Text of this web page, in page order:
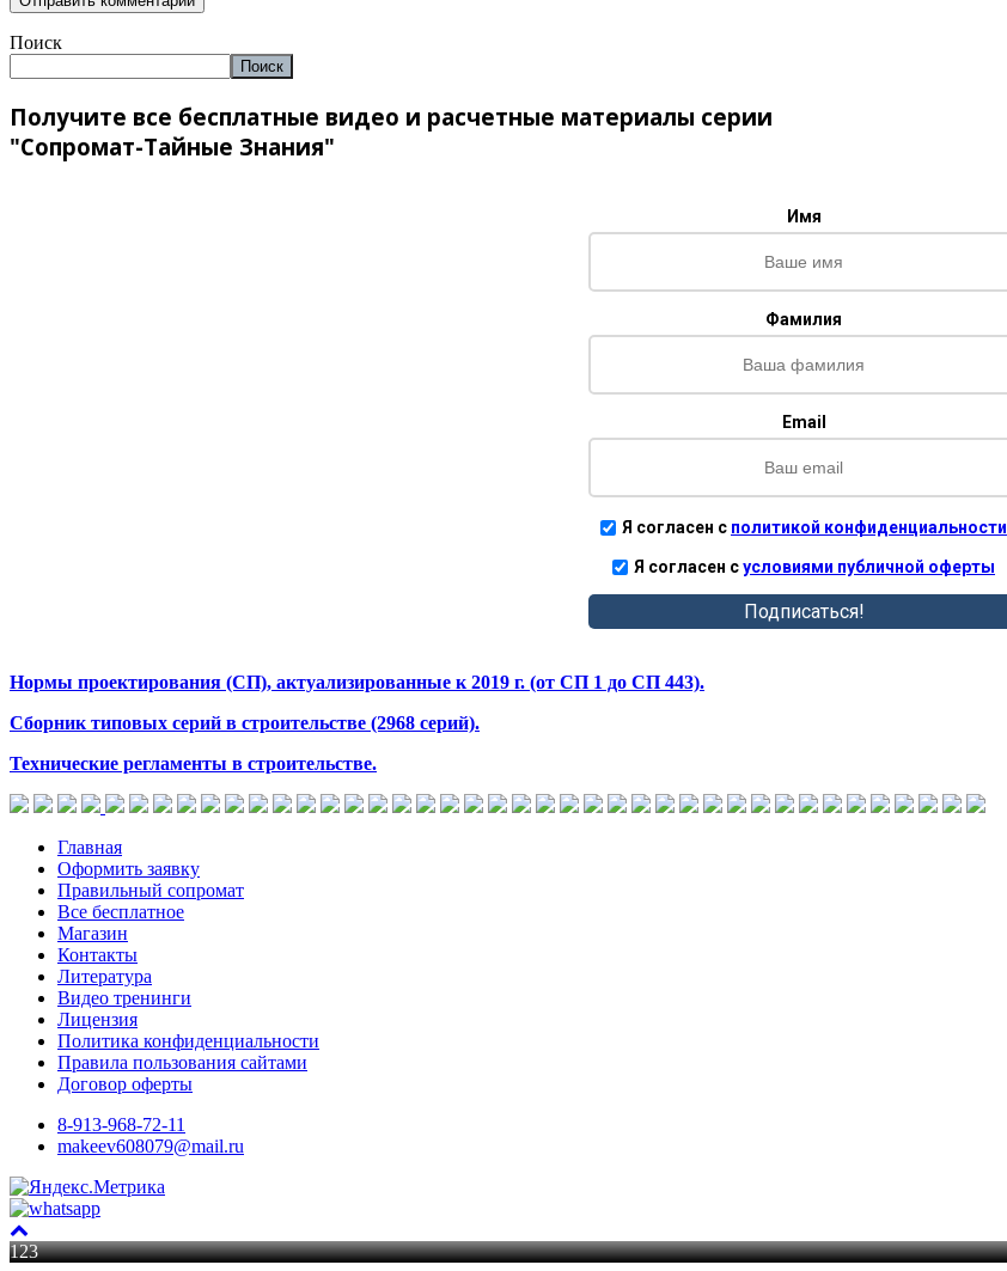
Поиск
Поиск
Получите все бесплатные видео и расчетные материалы серии
"Сопромат-Тайные Знания"
Имя
Фамилия
Email
Я согласен с политикой конфиденциальности
Я согласен сусловиями публичной оферты
Подписаться!
Нормы проектирования (СП), актуализированные к 2019 г. (от СП 1 до СП 443).
Сборник типовых серий в строительстве (2968 серий).
Технические регламенты в строительстве.
Главная
Оформить заявку
Правильный сопромат
Все бесплатное
Магазин
Контакты
Литература
Видео тренинги
Лицензия
Политика конфиденциальности
Правила пользования сайтами
Договор оферты
8-913-968-72-11
makeev608079@mail.ru
123